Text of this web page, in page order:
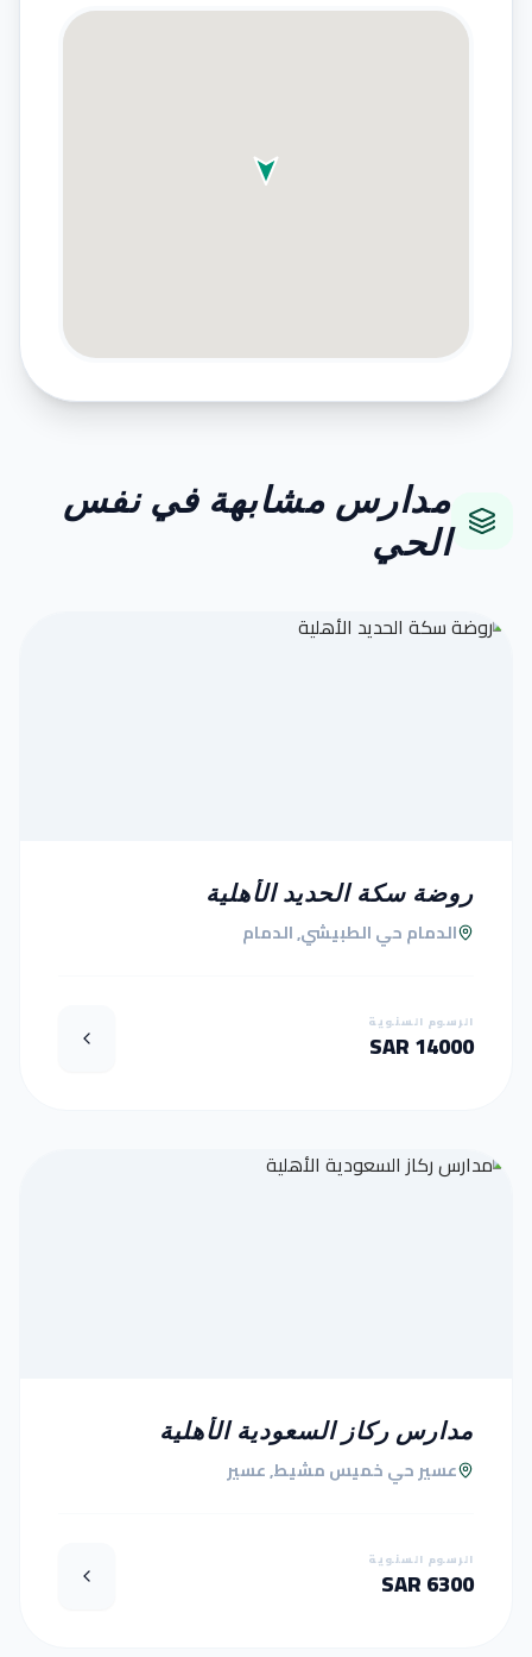
مدارس مشابهة في نفس
الحي
روضة سكة الحديد الأهلية
الدمام حي الطبيشي, الدمام
الرسوم السنوية
14000 SAR
مدارس ركاز السعودية الأهلية
عسير حي خميس مشيط, عسير
الرسوم السنوية
6300 SAR